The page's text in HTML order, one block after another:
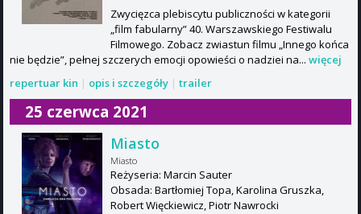
Zwycięzca plebiscytu publiczności w kategorii
„film fabularny” 40. Warszawskiego Festiwalu
Filmowego. Zobacz zwiastun filmu „Innego końca
nie będzie”, pełnej szczerych emocji opowieści o nadziei na... więcej
repertuar kin | opis i szczegóły | trailer
25 czerwca 2021
Miasto
Miasto
Reżyseria: Marcin Sauter
Obsada: Bartłomiej Topa, Karolina Gruszka,
Robert Więckiewicz, Piotr Nawrocki